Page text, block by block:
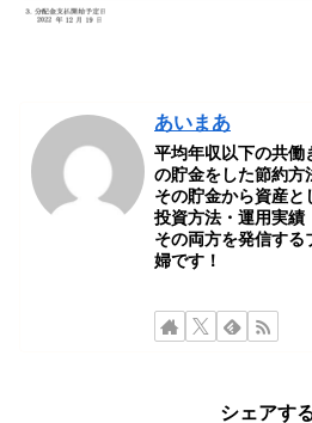
あいまあ
平均年収以下の共働
の貯金をした節約方
その貯金から資産と
投資方法・運用実績
その両方を発信する
婦です！
シェアす